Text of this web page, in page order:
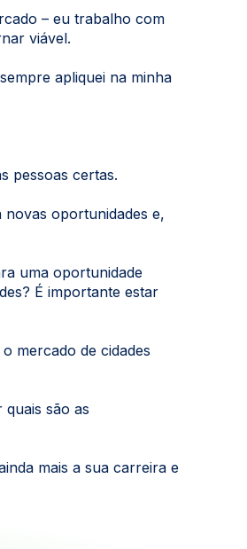
– eu trabalho com
viável.
apliquei na minha
pessoas certas.
oportunidades e,
uma oportunidade
É importante estar
mercado de cidades
são as
mais a sua carreira e